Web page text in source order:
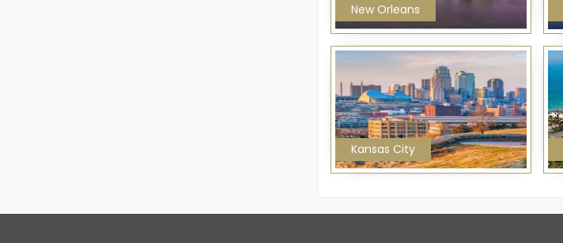
New Orleans
Kansas City